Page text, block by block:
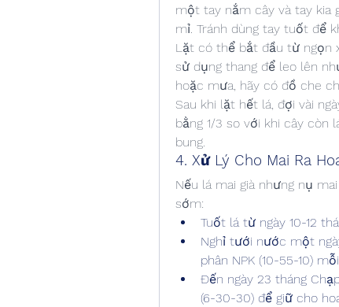
một tay nắm cây và tay kia
mỉ. Tránh dùng tay tuốt để
Lặt có thể bắt đầu từ ngọn
sử dụng thang để leo lên
hoặc mưa, hãy có đồ che
Sau khi lặt hết lá, đợi vài
bằng 1/3 so với khi cây còn
bung.
4. Xử Lý Cho Mai Ra
Nếu lá mai già nhưng nụ
sớm:
Tuốt lá từ ngày 10-12
Nghỉ tưới nước một
phân NPK (10-55-10)
Đến ngày 23 tháng
(6-30-30) để giữ cho